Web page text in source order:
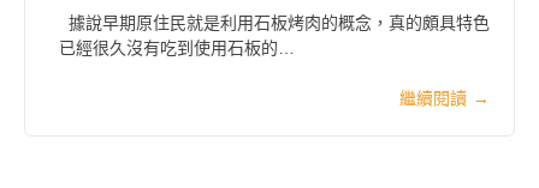
據說早期原住民就是利用石板烤肉的概念，真的頗具特色
已經很久沒有吃到使用石板的…
繼續閱讀 →